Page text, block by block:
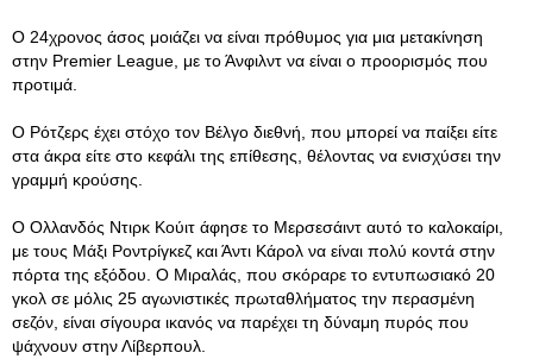
Ο 24χρονος άσος μοιάζει να είναι πρόθυμος για μια μετακίνηση
στην Premier League, με το Άνφιλντ να είναι ο προορισμός που
προτιμά.
Ο Ρότζερς έχει στόχο τον Βέλγο διεθνή, που μπορεί να παίξει είτε
στα άκρα είτε στο κεφάλι της επίθεσης, θέλοντας να ενισχύσει την
γραμμή κρούσης.
Ο Ολλανδός Ντιρκ Κούιτ άφησε το Μερσεσάιντ αυτό το καλοκαίρι,
με τους Μάξι Ροντρίγκεζ και Άντι Κάρολ να είναι πολύ κοντά στην
πόρτα της εξόδου. Ο Μιραλάς, που σκόραρε το εντυπωσιακό 20
γκολ σε μόλις 25 αγωνιστικές πρωταθλήματος την περασμένη
σεζόν, είναι σίγουρα ικανός να παρέχει τη δύναμη πυρός που
ψάχνουν στην Λίβερπουλ.